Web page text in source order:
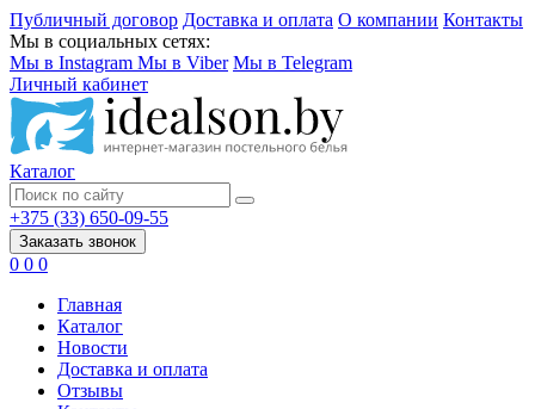
Публичный договор Доставка и оплата О компании Контакты
Мы в социальных сетях:
Мы в Instagram Мы в Viber Мы в Telegram
Личный кабинет
Каталог
+375 (33) 650-09-55
Заказать звонок
0 0 0
Главная
Каталог
Новости
Доставка и оплата
Отзывы